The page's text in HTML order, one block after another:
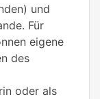
und
Für
eigene
des
oder als